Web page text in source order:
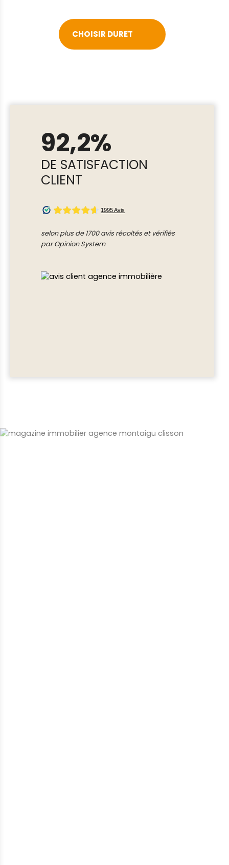
CHOISIR DURET
92,2%
DE SATISFACTION
CLIENT
selon plus de 1700 avis récoltés et vérifiés
par Opinion System